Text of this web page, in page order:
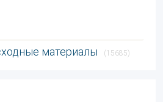
материалы (15685)